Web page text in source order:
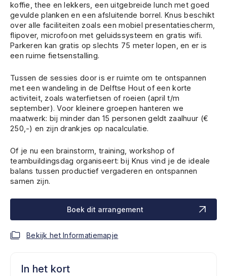
koffie, thee en lekkers, een uitgebreide lunch met goed
gevulde planken en een afsluitende borrel. Knus beschikt
over alle faciliteiten zoals een mobiel presentatiescherm,
flipover, microfoon met geluidssysteem en gratis wifi.
Parkeren kan gratis op slechts 75 meter lopen, en er is
een ruime fietsenstalling.
Tussen de sessies door is er ruimte om te ontspannen
met een wandeling in de Delftse Hout of een korte
activiteit, zoals waterfietsen of roeien (april t/m
september). Voor kleinere groepen hanteren we
maatwerk: bij minder dan 15 personen geldt zaalhuur (€
250,-) en zijn drankjes op nacalculatie.
Of je nu een brainstorm, training, workshop of
teambuildingsdag organiseert: bij Knus vind je de ideale
balans tussen productief vergaderen en ontspannen
samen zijn.
Boek dit arrangement
Bekijk het Informatiemapje
In het kort